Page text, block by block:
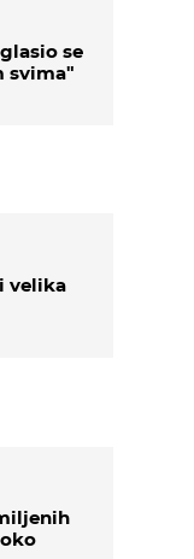
se
svima"
velika